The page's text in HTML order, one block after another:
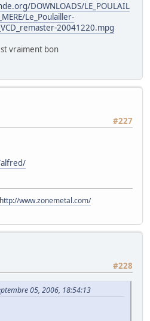
DOWNLOADS/LE_POULAIL
Le_Poulailler-
20041220.mpg
vraiment bon
#227
http://www.zonemetal.com/
#228
05, 2006, 18:54:13